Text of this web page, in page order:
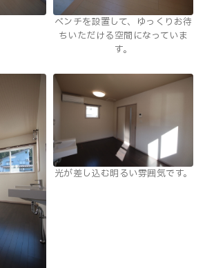
ベンチを設置して、ゆっくりお待
ちいただける空間になっていま
す。
光が差し込む明るい雰囲気です。